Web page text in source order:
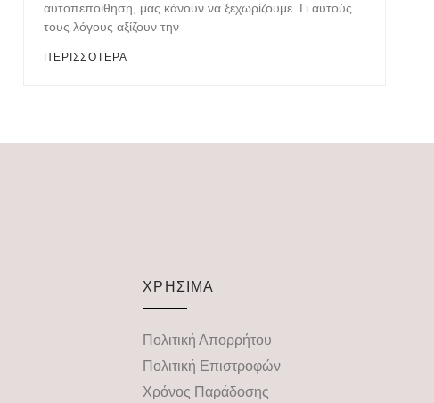
αυτοπεποίθηση, μας κάνουν να ξεχωρίζουμε. Γι αυτούς
τους λόγους αξίζουν την
ΠΕΡΙΣΣΟΤΕΡΑ
ΧΡΗΣΙΜΑ
Πολιτική Απορρήτου
Πολιτική Επιστροφών
Χρόνος Παράδοσης